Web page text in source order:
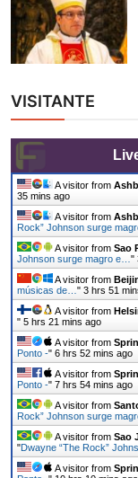
VISITANTE
A visitor from
35 mins ago
A visitor from
Rock” Johnson surge
A visitor from Sao
Johnson surge magro e… "
A visitor from
músicas de… " 3 hrs 51
A visitor from
" 5 hrs 21 mins ago
A visitor from
Ponto -" 6 hrs 52 mins ago
A visitor from
Ponto -" 7 hrs 54 mins ago
A visitor from
Rock” Johnson surge
A visitor from Sao
"Dwayne “The Rock”
A visitor from